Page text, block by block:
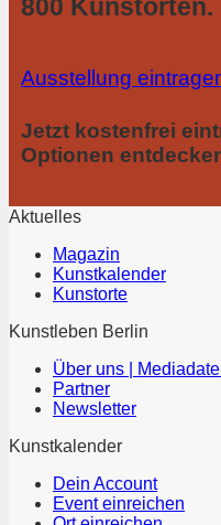
800 Kunstorten.
Ausstellung
Jetzt kostenfrei
Optionen
Aktuelles
Magazin
Kunstkalender
Kunstorte
Kunstleben Berlin
Über uns |
Partner
Newsletter
Kunstkalender
Dein Account
Event einreichen